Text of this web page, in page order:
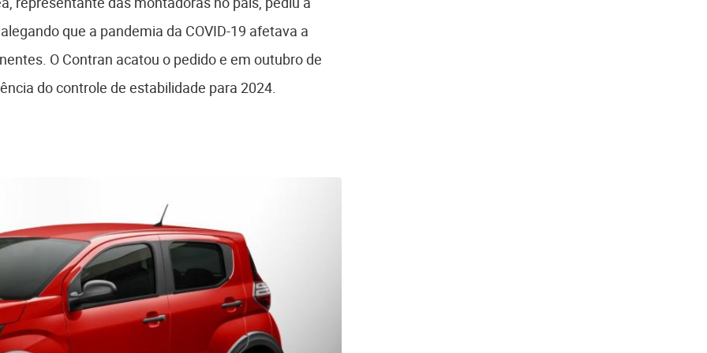
que a pandemia da COVID-19 afetava a
O Contran acatou o pedido e em outubro de
do controle de estabilidade para 2024.